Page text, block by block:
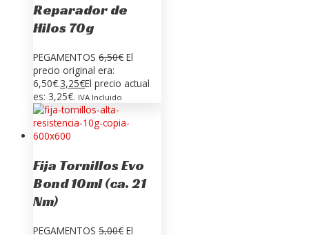
Reparador de
Hilos 70g
PEGAMENTOS 6,50€ El
precio original era:
6,50€.3,25€El precio actual
es: 3,25€. IVA Incluido
Fija Tornillos Evo
Bond 10ml (ca. 21
Nm)
PEGAMENTOS 5,00€ El